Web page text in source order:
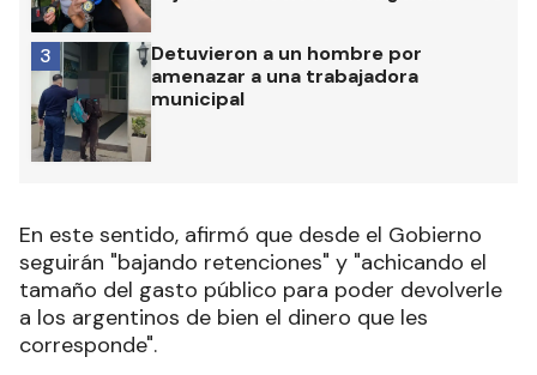
Detuvieron a un hombre por
amenazar a una trabajadora
municipal
3
En este sentido, afirmó que desde el Gobierno
seguirán "bajando retenciones" y "achicando el
tamaño del gasto público para poder devolverle
a los argentinos de bien el dinero que les
corresponde".